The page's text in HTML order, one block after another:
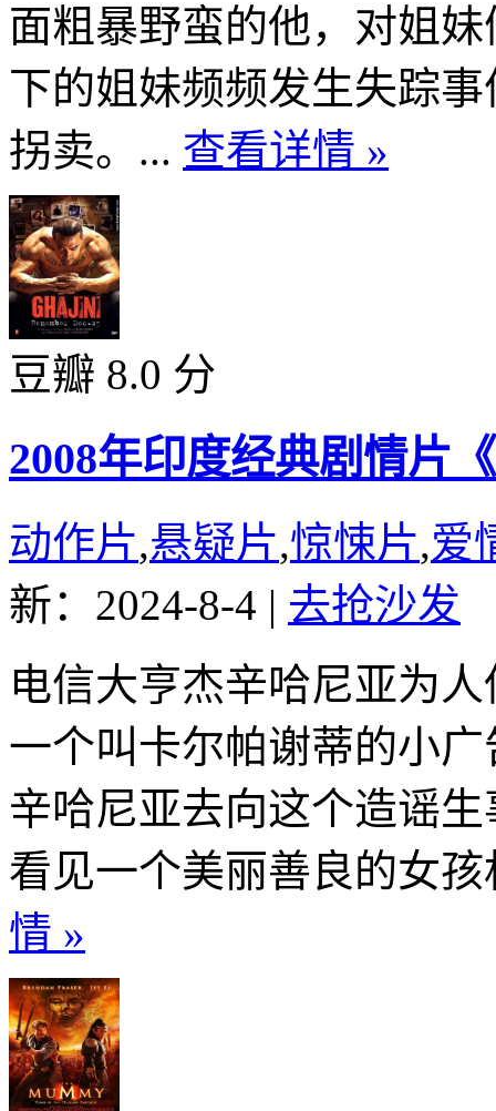
面粗暴野蛮的他，对姐
下的姐妹频频发生失踪
拐卖。... 查看详情 »
豆瓣 8.0 分
2008年印度经典剧情片
动作片,悬疑片,惊悚片,爱
新：2024-8-4 | 去抢沙发
电信大亨杰辛哈尼亚为
一个叫卡尔帕谢蒂的小
辛哈尼亚去向这个造谣
看见一个美丽善良的女
情 »